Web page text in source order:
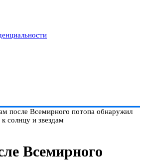
после Всемирного потопа обнаружил
солнцу и звездам
Всемирного